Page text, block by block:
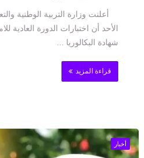
أعلنت وزارة التربية الوطنية
الأحد أن اختبارات الدورة العادية
شهادة البكالوريا ...
قراءة المزيد
أخبار